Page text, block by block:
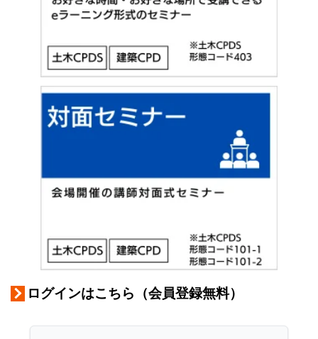
ログインはこちら（会員登録無料）